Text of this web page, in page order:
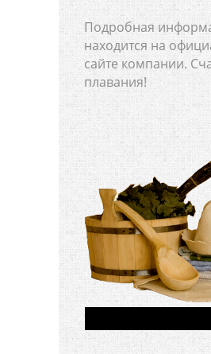
Подробная
находится на
сайте компании.
плавания!